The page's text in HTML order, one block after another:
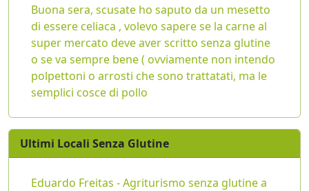
Buona sera, scusate ho saputo da un mesetto
di essere celiaca , volevo sapere se la carne al
super mercato deve aver scritto senza glutine
o se va sempre bene ( ovviamente non intendo
polpettoni o arrosti che sono trattatati, ma le
semplici cosce di pollo
Ultimi Locali Senza Glutine
Eduardo Freitas - Agriturismo senza glutine a